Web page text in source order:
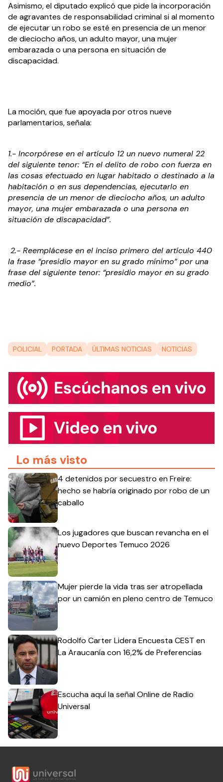
Asimismo, el diputado explicó que pide la incorporación
de agravantes de responsabilidad criminal si al momento
de ejecutar un robo se esté en presencia de un menor
de dieciocho años, un adulto mayor, una mujer
embarazada o una persona en situación de
discapacidad.
La moción, que fue apoyada por otros nueve
parlamentarios, señala:
1.- Incorpórese en el artículo 12 un nuevo numeral 22
del siguiente tenor: “En el delito de robo con fuerza en
las cosas efectuado en lugar habitado o destinado a la
habitación o en sus dependencias, ejecutarlo en
presencia de un menor de dieciocho años, un adulto
mayor, una mujer embarazada o una persona en
situación de discapacidad”.
2.- Reemplácese en el inciso primero del artículo 440
la frase “presidio mayor en su grado mínimo” por una
frase del siguiente tenor: “presidio mayor en su grado
medio”.
POLICIAL PORTADA ÚLTIMAS NOTICIAS NOTICIAS
Lo más visto
4 detenidos por secuestro en Freire:
hecho se habría originado por robo de un
caballo
Los jugadores que buscan revancha en el
nuevo Deportes Temuco 2026
Mujer pierde la vida tras ser atropellada
por un camión en pleno centro de Temuco
Rodolfo Carter Lidera Encuesta CEST en
La Araucanía con 16,2% de Preferencias
Escucha aquí la señal Online de Radio
Universal